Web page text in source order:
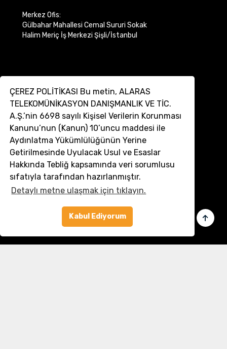
ÇEREZ POLİTİKASI Bu metin, ALARAS
TELEKOMÜNİKASYON DANIŞMANLIK VE TİC.
A.Ş.’nin 6698 sayılı Kişisel Verilerin Korunması
Kanunu’nun (Kanun) 10’uncu maddesi ile
Aydınlatma Yükümlülüğünün Yerine
Getirilmesinde Uyulacak Usul ve Esaslar
Hakkında Tebliğ kapsamında veri sorumlusu
sıfatıyla tarafından hazırlanmıştır.
Detaylı metne ulaşmak için tıklayın.
Kabul Ediyorum
Merkez Ofis:
Gülbahar Mahallesi Cemal Sururi Sokak
Halim Meriç İş Merkezi Şişli/İstanbul
İletişim
Müşteri Hizmetleri:0 850 532 8797
Email:destek@dronmarket.com
Şubelerimiz
tıkla ve adresi görüntüle